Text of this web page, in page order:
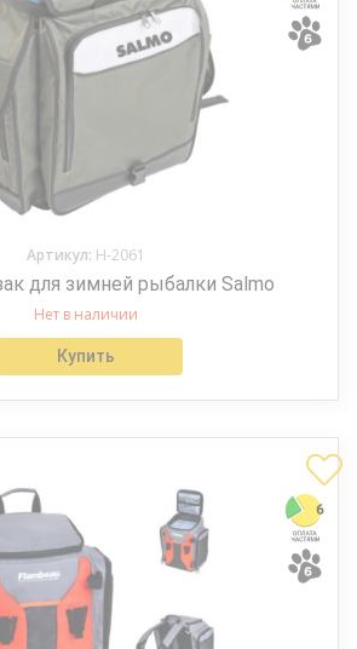
Артикул: H-2061
для зимней рыбалки Salmo
Нет в наличии
Купить